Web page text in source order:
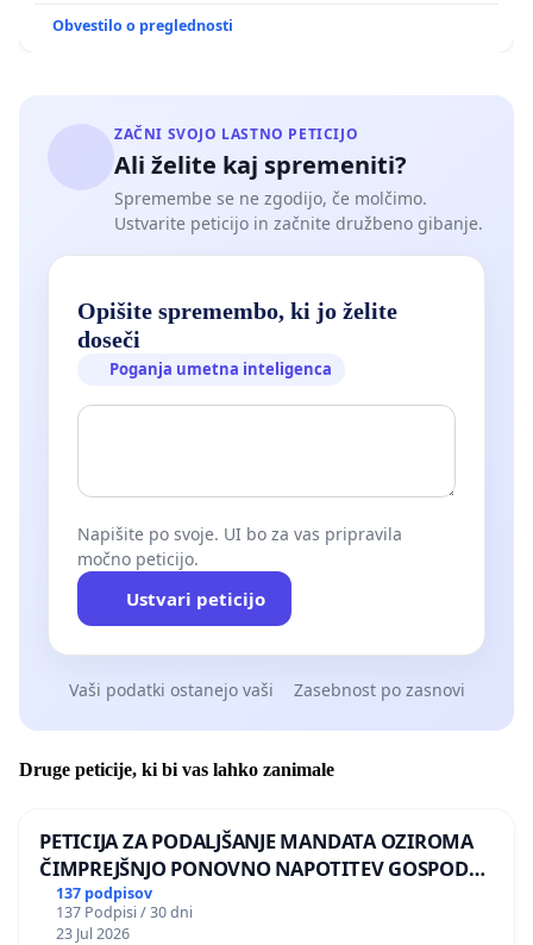
Obvestilo o preglednosti
ZAČNI SVOJO LASTNO PETICIJO
Ali želite kaj spremeniti?
Spremembe se ne zgodijo, če molčimo.
Ustvarite peticijo in začnite družbeno gibanje.
Opišite spremembo, ki jo želite
doseči
Poganja umetna inteligenca
Napišite po svoje. UI bo za vas pripravila
močno peticijo.
Ustvari peticijo
Vaši podatki ostanejo vaši Zasebnost po zasnovi
Druge peticije, ki bi vas lahko zanimale
PETICIJA ZA PODALJŠANJE MANDATA OZIROMA
ČIMPREJŠNJO PONOVNO NAPOTITEV GOSPODA
BERNARDA ŠRAJNERJA NA VELEPOSLANIŠTVO
REPUBLIKE SLOVENIJE V MOSKVI
137 podpisov
137 Podpisi / 30 dni
23 Jul 2026